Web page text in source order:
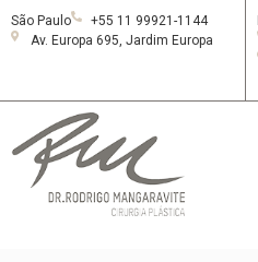
São Paulo
+55 11 99921-1144
Av. Europa 695, Jardim Europa